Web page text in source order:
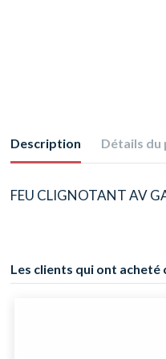
Description Détails
FEU CLIGNOTANT AV
Les clients qui ont